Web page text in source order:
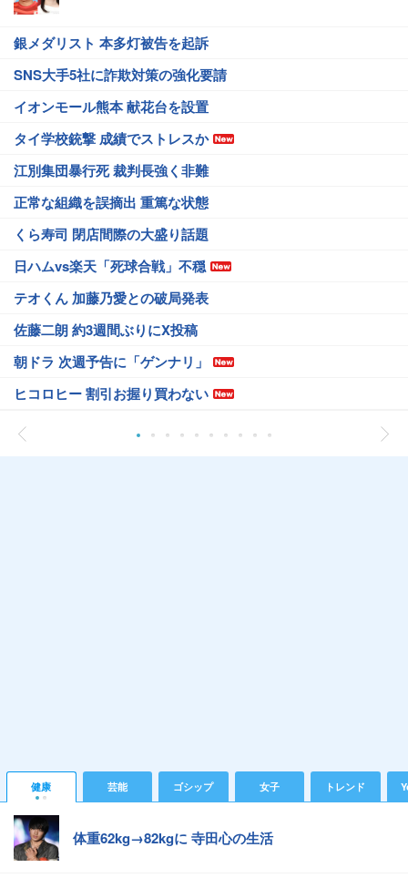
銀メダリスト 本多灯被告を起訴
SNS大手5社に詐欺対策の強化要請
イオンモール熊本 献花台を設置
タイ学校銃撃 成績でストレスか
江別集団暴行死 裁判長強く非難
正常な組織を誤摘出 重篤な状態
くら寿司 閉店間際の大盛り話題
日ハムvs楽天「死球合戦」不穏
テオくん 加藤乃愛との破局発表
佐藤二朗 約3週間ぶりにX投稿
朝ドラ 次週予告に「ゲンナリ」
ヒコロヒー 割引お握り買わない
健康 芸能 ゴシップ 女子 トレンド
体重62kg→82kgに 寺田心の生活